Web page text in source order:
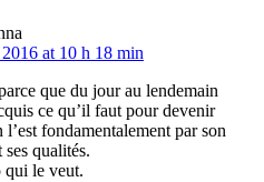
at 10 h 18 min
que du jour au lendemain
ce qu’il faut pour devenir
l’est fondamentalement par son
qualités.
qui le veut.